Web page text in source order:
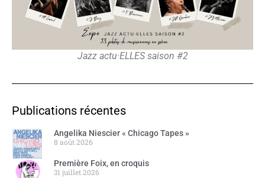
Jazz actu·ELLES saison #2
Publications récentes
Angelika Niescier « Chicago Tapes »
8 août 2026
Première Foix, en croquis
31 juillet 2026